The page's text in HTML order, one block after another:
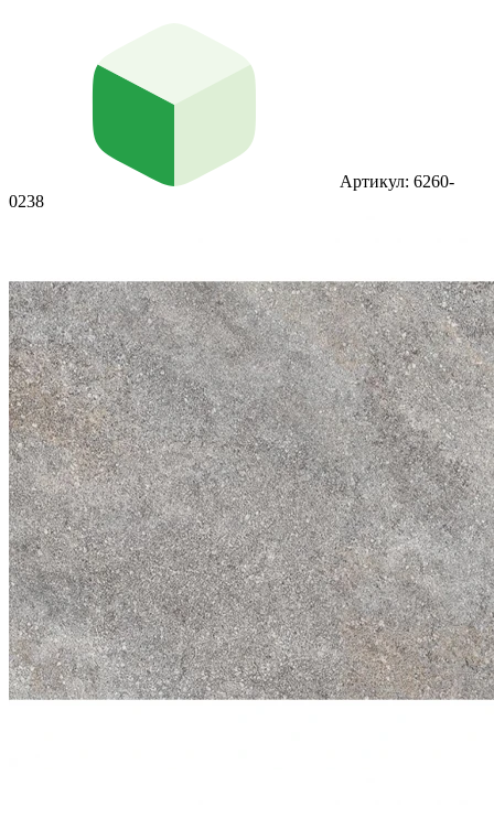
Артикул: 6260-
0238